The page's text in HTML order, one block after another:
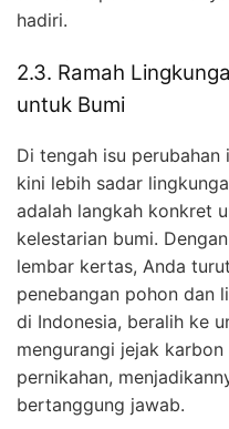
hadiri.
2.3. Ramah
untuk Bumi
Di tengah isu
kini lebih sadar
adalah langkah konkret
kelestarian bumi.
lembar kertas, Anda
penebangan pohon dan
di Indonesia, beralih ke
mengurangi jejak karbon
pernikahan,
bertanggung jawab.